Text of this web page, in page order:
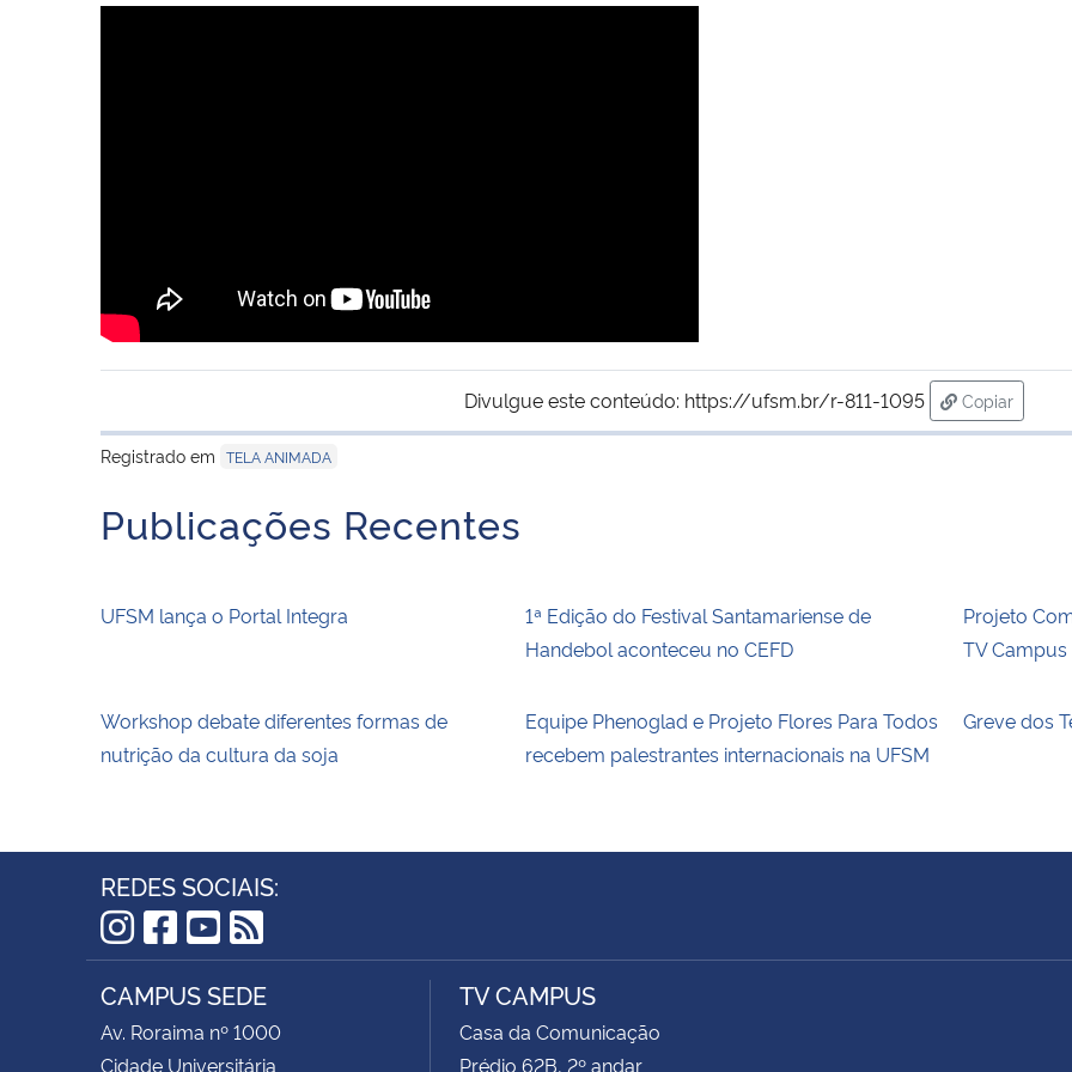
Divulgue este conteúdo: https://ufsm.br/r-811-1095
Copiar
para área
Registrado em TELA ANIMADA
Publicações Recentes
UFSM lança o Portal Integra
1ª Edição do Festival Santamariense de
Handebol aconteceu no CEFD
Projeto
TV
Workshop debate diferentes formas de
nutrição da cultura da soja
Equipe Phenoglad e Projeto Flores Para Todos
recebem palestrantes internacionais na UFSM
Greve dos
REDES SOCIAIS:
Instagram
Facebook
YouTube
RSS
CAMPUS SEDE
Av. Roraima nº 1000
Cidade Universitária
TV CAMPUS
Casa da Comunicação
Prédio 62B, 2º andar